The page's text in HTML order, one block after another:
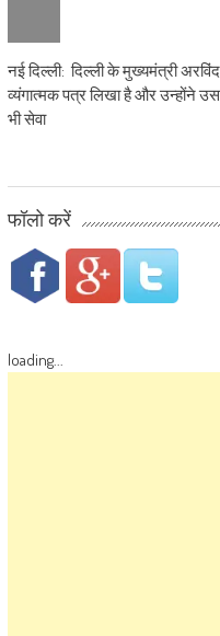
नई दिल्ली: दिल्ली के मुख्यमंत्री
व्यंगात्मक पत्र लिखा है और उन्होंने
भी सेवा
फॉलो करें
loading...